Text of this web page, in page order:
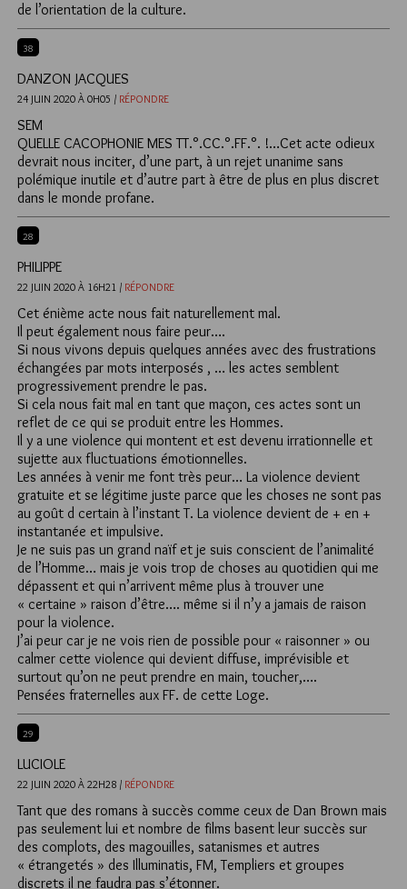
de l’orientation de la culture.
38
DANZON JACQUES
24 JUIN 2020 À 0H05 / RÉPONDRE
SEM
QUELLE CACOPHONIE MES TT.°.CC.°.FF.°. !…Cet acte odieux
devrait nous inciter, d’une part, à un rejet unanime sans
polémique inutile et d’autre part à être de plus en plus discret
dans le monde profane.
28
PHILIPPE
22 JUIN 2020 À 16H21 / RÉPONDRE
Cet énième acte nous fait naturellement mal.
Il peut également nous faire peur….
Si nous vivons depuis quelques années avec des frustrations
échangées par mots interposés , … les actes semblent
progressivement prendre le pas.
Si cela nous fait mal en tant que maçon, ces actes sont un
reflet de ce qui se produit entre les Hommes.
Il y a une violence qui montent et est devenu irrationnelle et
sujette aux fluctuations émotionnelles.
Les années à venir me font très peur… La violence devient
gratuite et se légitime juste parce que les choses ne sont pas
au goût d certain à l’instant T. La violence devient de + en +
instantanée et impulsive.
Je ne suis pas un grand naïf et je suis conscient de l’animalité
de l’Homme… mais je vois trop de choses au quotidien qui me
dépassent et qui n’arrivent même plus à trouver une
« certaine » raison d’être…. même si il n’y a jamais de raison
pour la violence.
J’ai peur car je ne vois rien de possible pour « raisonner » ou
calmer cette violence qui devient diffuse, imprévisible et
surtout qu’on ne peut prendre en main, toucher,….
Pensées fraternelles aux FF. de cette Loge.
29
LUCIOLE
22 JUIN 2020 À 22H28 / RÉPONDRE
Tant que des romans à succès comme ceux de Dan Brown mais
pas seulement lui et nombre de films basent leur succès sur
des complots, des magouilles, satanismes et autres
« étrangetés » des Illuminatis, FM, Templiers et groupes
discrets il ne faudra pas s’étonner.